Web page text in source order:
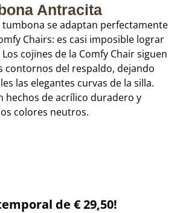
Antracita
tumbona se adaptan perfectamente
Chairs: es casi imposible lograr
cojines de la Comfy Chair siguen
contornos del respaldo, dejando
las elegantes curvas de la silla.
hechos de acrílico duradero y
colores neutros.
de € 29,50!